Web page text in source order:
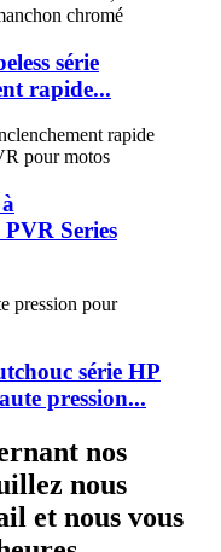
série
rapide...
Series
série HP
pression...
nos
nous
et nous vous